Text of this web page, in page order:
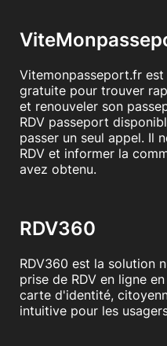
Vitemonpasseport.fr
gratuite pour trouver
et renouveler son
RDV passeport
passer un seul appel. Il
RDV et informer la
avez obtenu.
RDV360
RDV360 est la solution
prise de RDV en ligne
carte d'identité,
intuitive pour les